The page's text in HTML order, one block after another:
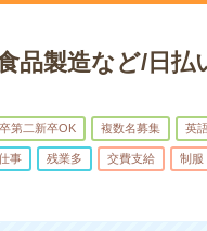
品製造など/日払
第二新卒OK 複数名募集 英
事 残業多 交費支給 制服